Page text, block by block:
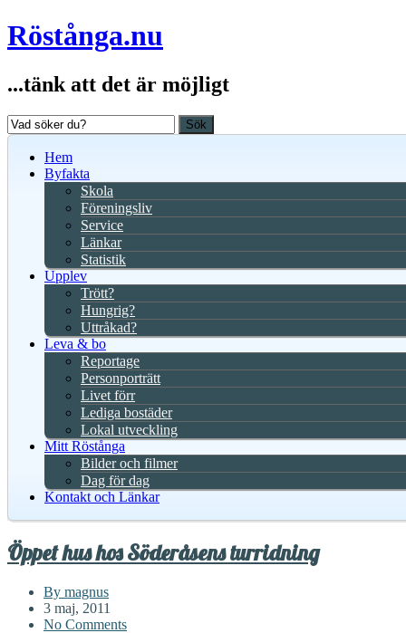
Röstånga.nu
...tänk att det är möjligt
Sök
Hem
Byfakta
Skola
Föreningsliv
Service
Länkar
Statistik
Upplev
Trött?
Hungrig?
Uttråkad?
Leva & bo
Reportage
Personporträtt
Livet förr
Lediga bostäder
Lokal utveckling
Mitt Röstånga
Bilder och filmer
Dag för dag
Kontakt och Länkar
Öppet hus hos Söderåsens turridning
By magnus
3 maj, 2011
No Comments